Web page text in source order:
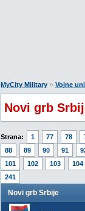
MyCity Military » Vojne
Novi grb
Strana: 1 77 78
88
89 90 91
101
102 103 104
241
Novi grb Srbije